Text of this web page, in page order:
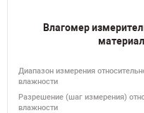
Влагомер
Диапазон измерения
влажности
Разрешение (шаг измерения)
влажности